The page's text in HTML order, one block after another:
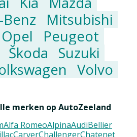
Mitsubishi
Opel
Peugeot
Škoda
Suzuki
Volvo
merken op AutoZeeland
Alfa RomeoAlpinaAudiBellier
CarverChallengerChatenet